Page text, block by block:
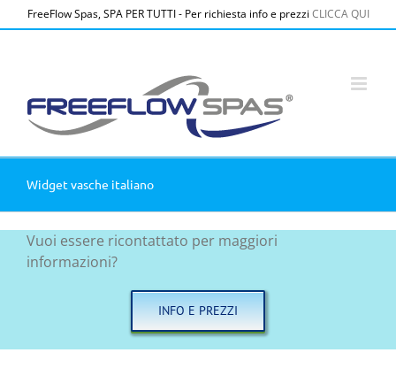
Salta
al
FreeFlow Spas, SPA PER TUTTI - Per richiesta info e prezzi CLICCA QUI
Widget vasche italiano
Vuoi essere ricontattato per maggiori
informazioni?
INFO E PREZZI